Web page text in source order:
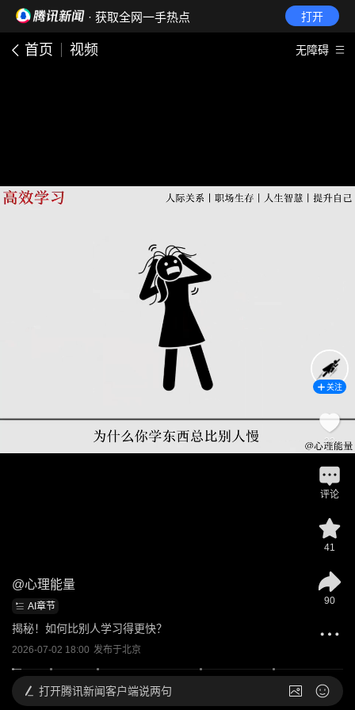
· 获取全网一手热点 打开
首页 视频 无障碍
@心理能量
AI章节
揭秘！如何比别人学习得更快？
2026-07-02 18:00 发布于北京
关注
22
评论
41
90
打开腾讯新闻客户端说两句